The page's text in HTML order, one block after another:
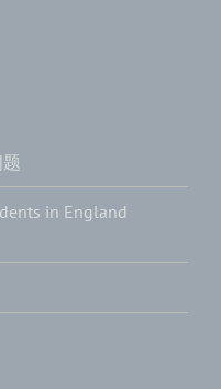
in England